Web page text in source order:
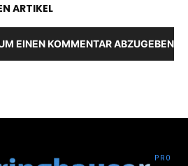
ARTIKEL
EINEN KOMMENTAR ABZUGEBEN